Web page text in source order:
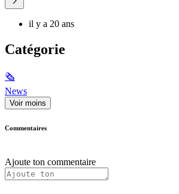
il y a 20 ans
Catégorie
🗞
News
Voir moins
Commentaires
Ajoute ton commentaire